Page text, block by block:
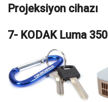
Projeksiyon cihazı
7- KODAK Luma 350